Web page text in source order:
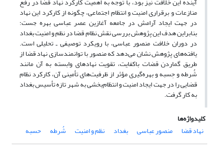
منازعات و برقراری امنیت و انتظام اجتماعی، چگونه از کارکرد این نهاد
در جهت ایجاد آرامش در جامعه آغازین عصر عباسی بهره جست؛
بنابراین هدف این پژوهش بررسی نقش نظام قضا در نظم و امنیت بغداد
در دوران خلافت منصور عباسی، با رویکرد توصیفی ـ تحلیلی ‌‌‌‌است.
یافته‌‌های پژوهش نشان می‌‌دهد که منصور با توانمندسازی نهاد قضا از
طریق گماردن قضات باکفایت، تقویت نهادهای وابسته به آن مانند
شُرطه و حِسبه و بهره‌‌گیری مؤثر از ظرفیت‌‌های تأمینی آن، کارکرد نظام
قضایی را در جهت ایجاد امنیت و انتظام‌‌بخشی به شهر تازه تأسیس بغداد
به کار گرفت.
کلیدواژه‌ها
نهاد قضا
منصور عباسی بغداد نظم و امنیت شُرطه حسبه